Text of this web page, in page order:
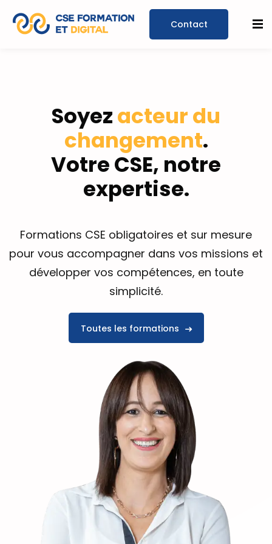
vous
Soyezacteur du
changement.
Votre CSE, notre
expertise.
Formations CSE obligatoires et sur mesure
pour vous accompagner dans vos missions et
développer vos compétences, en toute
simplicité.
Toutes les formations